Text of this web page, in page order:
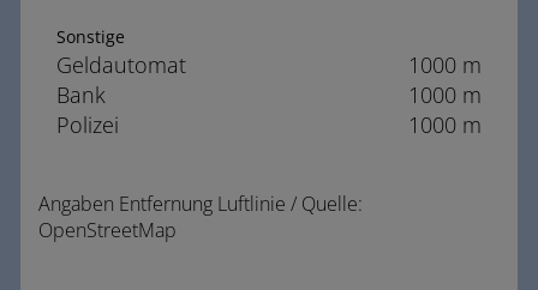
Sonstige
Geldautomat
1000 m
Bank
1000 m
Polizei
1000 m
Angaben Entfernung Luftlinie / Quelle:
OpenStreetMap